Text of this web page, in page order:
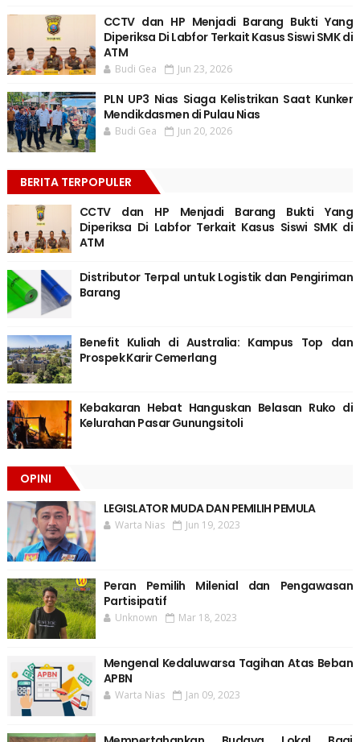
CCTV dan HP Menjadi Barang Bukti Yang
Diperiksa Di Labfor Terkait Kasus Siswi SMK di
ATM
Budi Gea Jun 23, 2026
PLN UP3 Nias Siaga Kelistrikan Saat Kunker
Mendikdasmen di Pulau Nias
Budi Gea Jun 20, 2026
BERITA TERPOPULER
CCTV dan HP Menjadi Barang Bukti Yang
Diperiksa Di Labfor Terkait Kasus Siswi SMK di
ATM
Distributor Terpal untuk Logistik dan Pengiriman
Barang
Benefit Kuliah di Australia: Kampus Top dan
Prospek Karir Cemerlang
Kebakaran Hebat Hanguskan Belasan Ruko di
Kelurahan Pasar Gunungsitoli
OPINI
LEGISLATOR MUDA DAN PEMILIH PEMULA
Warta Nias Jun 19, 2023
Peran Pemilih Milenial dan Pengawasan
Partisipatif
Unknown Mar 18, 2023
Mengenal Kedaluwarsa Tagihan Atas Beban
APBN
Warta Nias Jan 09, 2023